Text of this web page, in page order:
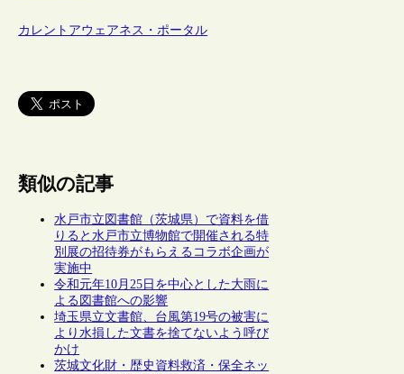
カレントアウェアネス・ポータル
類似の記事
水戸市立図書館（茨城県）で資料を借
りると水戸市立博物館で開催される特
別展の招待券がもらえるコラボ企画が
実施中
令和元年10月25日を中心とした大雨に
よる図書館への影響
埼玉県立文書館、台風第19号の被害に
より水損した文書を捨てないよう呼び
かけ
茨城文化財・歴史資料救済・保全ネッ